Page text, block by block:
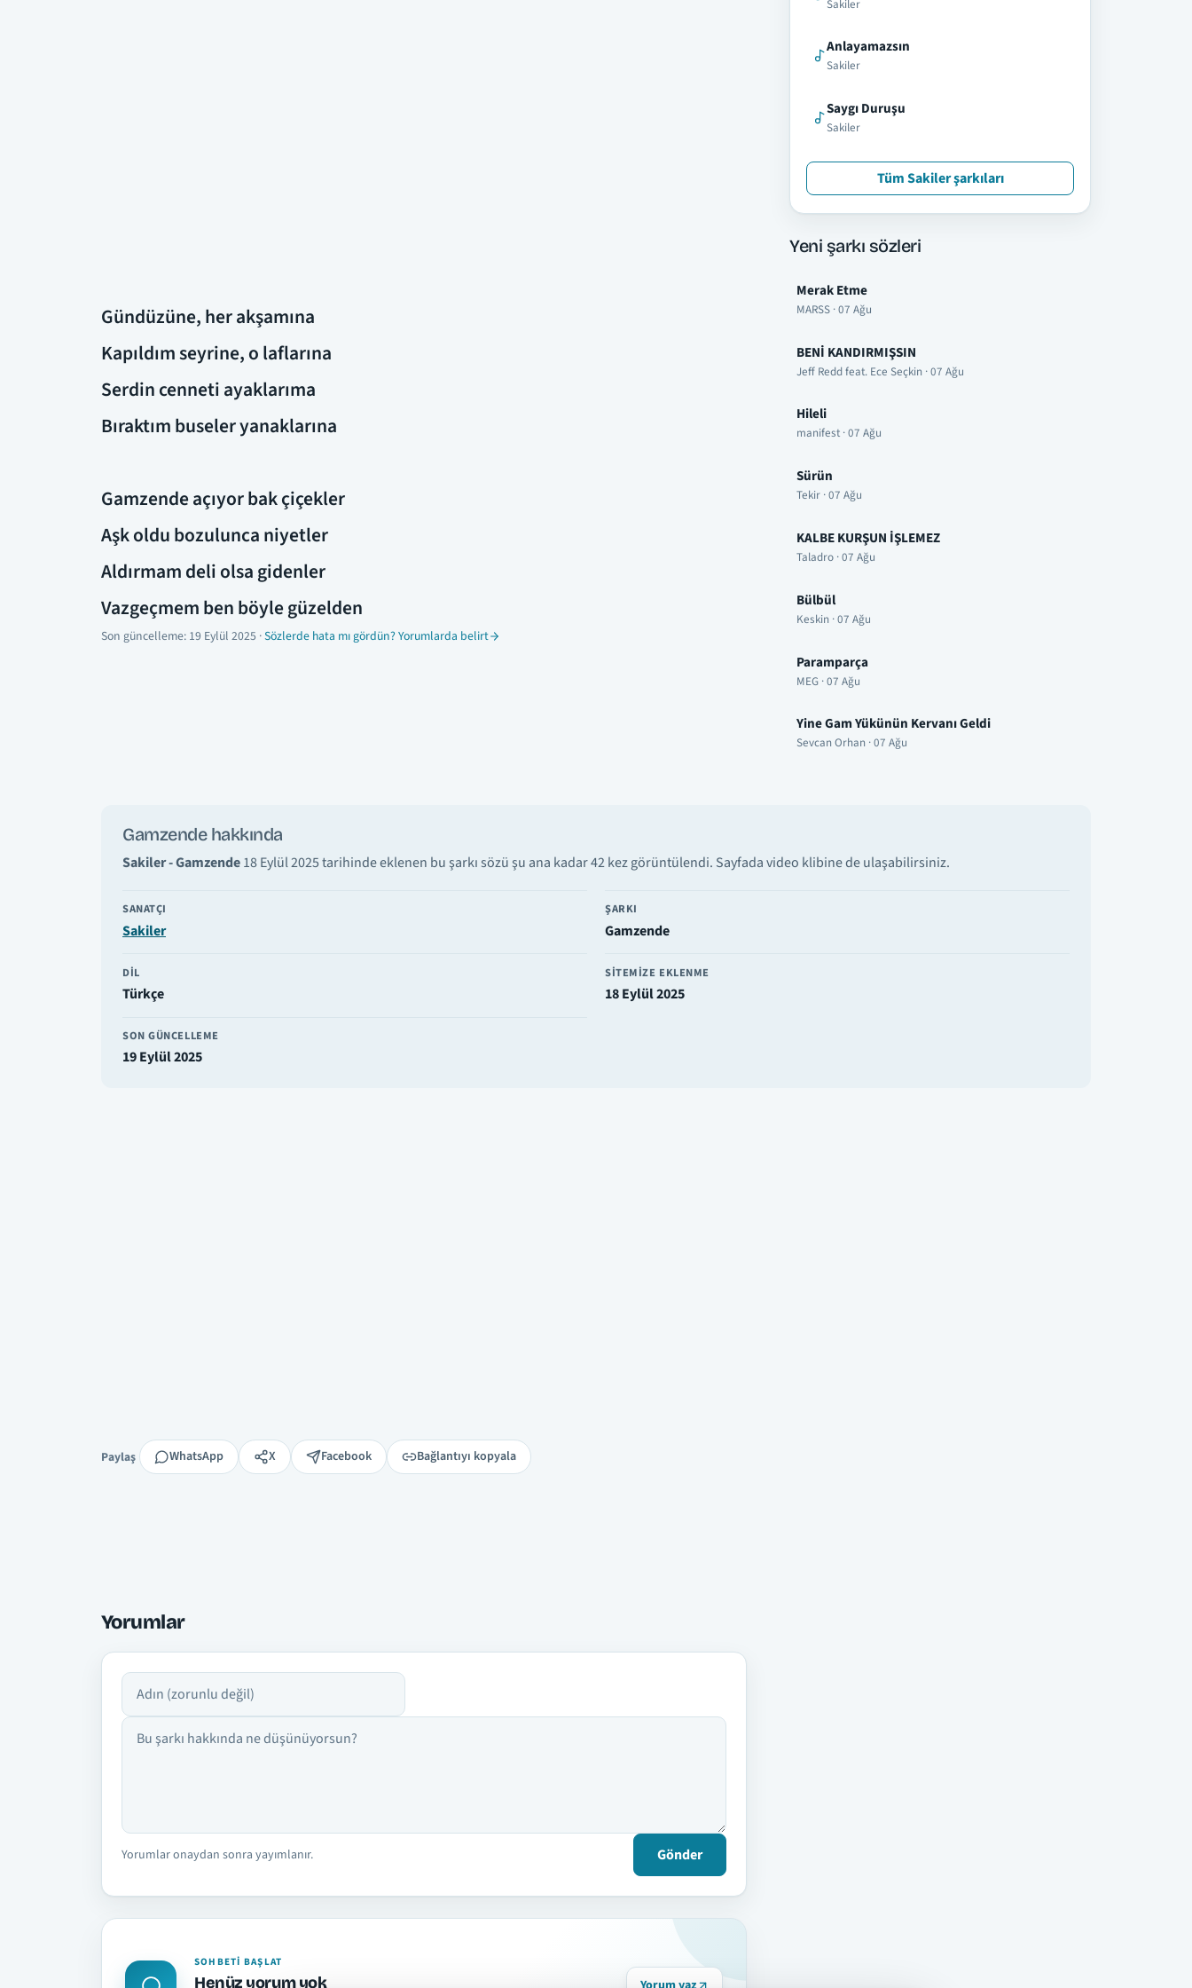
Gündüzüne, her akşamına
Kapıldım seyrine, o laflarına
Serdin cenneti ayaklarıma
Bıraktım buseler yanaklarına
Gamzende açıyor bak çiçekler
Aşk oldu bozulunca niyetler
Aldırmam deli olsa gidenler
Vazgeçmem ben böyle güzelden
Son güncelleme: 19 Eylül 2025 ·Sözlerde hata mı gördün? Yorumlarda belirt
Gamzende hakkında
Sakiler - Gamzende18 Eylül 2025 tarihinde eklenen bu şarkı sözü şu ana kadar 42 kez görüntülendi. Sayfada video klibine de ulaşabilirsiniz.
SANATÇI
Sakiler
ŞARKI
Gamzende
DIL
Türkçe
SITEMIZE EKLENME
18 Eylül 2025
SON GÜNCELLEME
19 Eylül 2025
Paylaş
Paylaş WhatsApp X Facebook Bağlantıyı kopyala
Yorumlar
Adın
Yorumun
Yorumlar onaydan sonra yayımlanır. Gönder
SOHBETI BAŞLAT
Henüz yorum yok
Sakiler
Anlayamazsın
Sakiler
Saygı Duruşu
Sakiler
Tüm Sakiler şarkıları
Yeni şarkı sözleri
Merak Etme
MARSS · 07 Ağu
BENİ KANDIRMIŞSIN
Jeff Redd feat. Ece Seçkin · 07 Ağu
Hileli
manifest · 07 Ağu
Sürün
Tekir · 07 Ağu
KALBE KURŞUN İŞLEMEZ
Taladro · 07 Ağu
Bülbül
Keskin · 07 Ağu
Paramparça
MEG · 07 Ağu
Yine Gam Yükünün Kervanı Geldi
Sevcan Orhan · 07 Ağu